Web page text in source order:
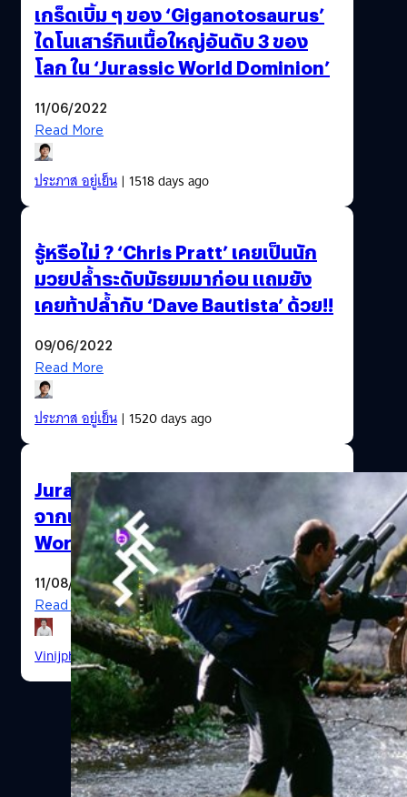
เกร็ดเบิ้ม ๆ ของ ‘Giganotosaurus’
ไดโนเสาร์กินเนื้อใหญ่อันดับ 3 ของ
โลก ใน ‘Jurassic World Dominion’
11/06/2022
Read More
ประภาส อยู่เย็น| 1518 days ago
รู้หรือไม่ ? ‘Chris Pratt’ เคยเป็นนัก
มวยปล้ำระดับมัธยมมาก่อน แถมยัง
เคยท้าปล้ำกับ ‘Dave Bautista’ ด้วย!!
09/06/2022
Read More
ประภาส อยู่เย็น| 1520 days ago
Jurassic World 3 ปล่อยภาพ “ของ”
จากเกาะ Isla Sorna ในภาค The Lost
World: Jurassic Park
11/08/2020
Read More
Vinijphat Kanyapong| 2188 days ago